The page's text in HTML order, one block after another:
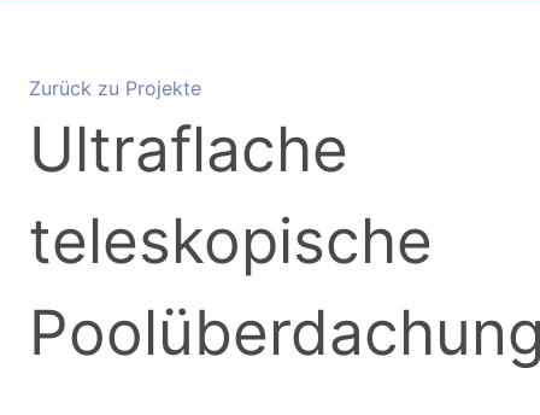
Zurück zu Projekte
Ultraflache
teleskopische